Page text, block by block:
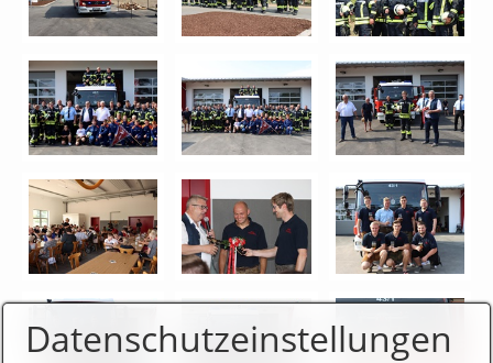
Datenschutzeinstellungen